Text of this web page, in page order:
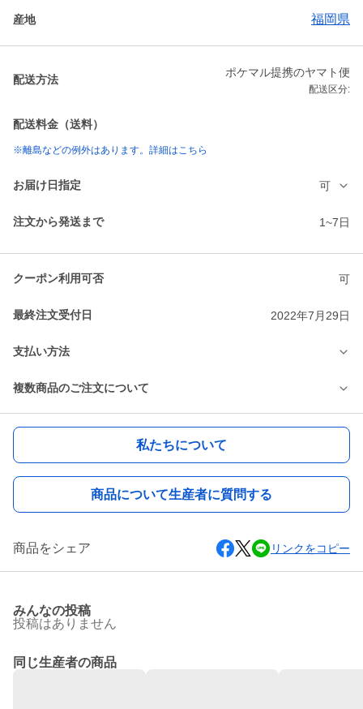
産地 福岡県
配送方法
ポケマル提携のヤマト便
配送区分:
配送料金（送料）
※離島などの例外はあります。詳細はこちら
お届け日指定 可
注文から発送まで 1~7日
クーポン利用可否 可
最終注文受付日 2022年7月29日
支払い方法
複数商品のご注文について
私たちについて
商品について生産者に質問する
商品をシェア リンクをコピー
みんなの投稿
投稿はありません
同じ生産者の商品